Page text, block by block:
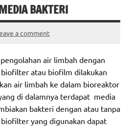
BAKTERI
a comment
air limbah dengan
atau biofilm dilakukan
air limbah ke dalam bioreaktor
di dalamnya terdapat media
bakteri dengan atau tanpa
yang digunakan dapat